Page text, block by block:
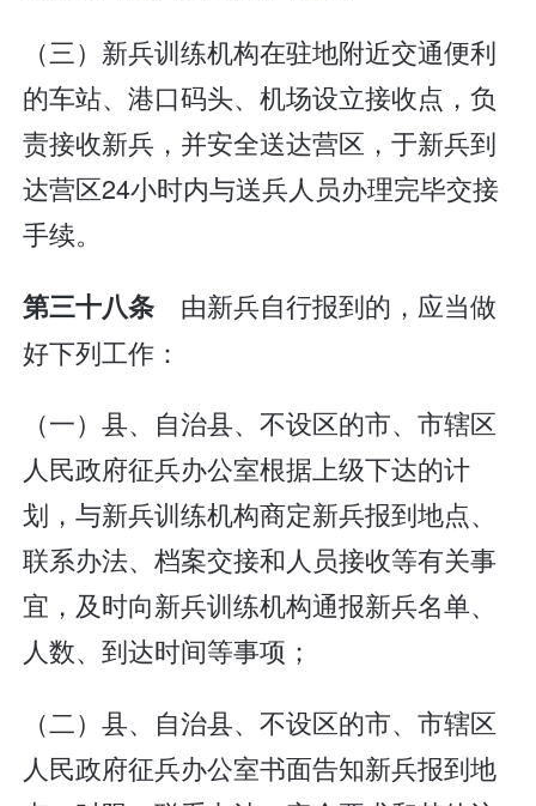
（三）新兵训练机构在驻地附近交通便利
的车站、港口码头、机场设立接收点，负
责接收新兵，并安全送达营区，于新兵到
达营区24小时内与送兵人员办理完毕交接
手续。
第三十八条 由新兵自行报到的，应当做
好下列工作：
（一）县、自治县、不设区的市、市辖区
人民政府征兵办公室根据上级下达的计
划，与新兵训练机构商定新兵报到地点、
联系办法、档案交接和人员接收等有关事
宜，及时向新兵训练机构通报新兵名单、
人数、到达时间等事项；
（二）县、自治县、不设区的市、市辖区
人民政府征兵办公室书面告知新兵报到地